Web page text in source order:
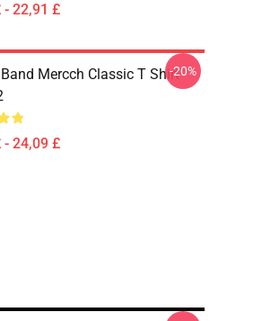
- 22,91 £
Mercch Classic T Shirt
- 24,09 £
-20%